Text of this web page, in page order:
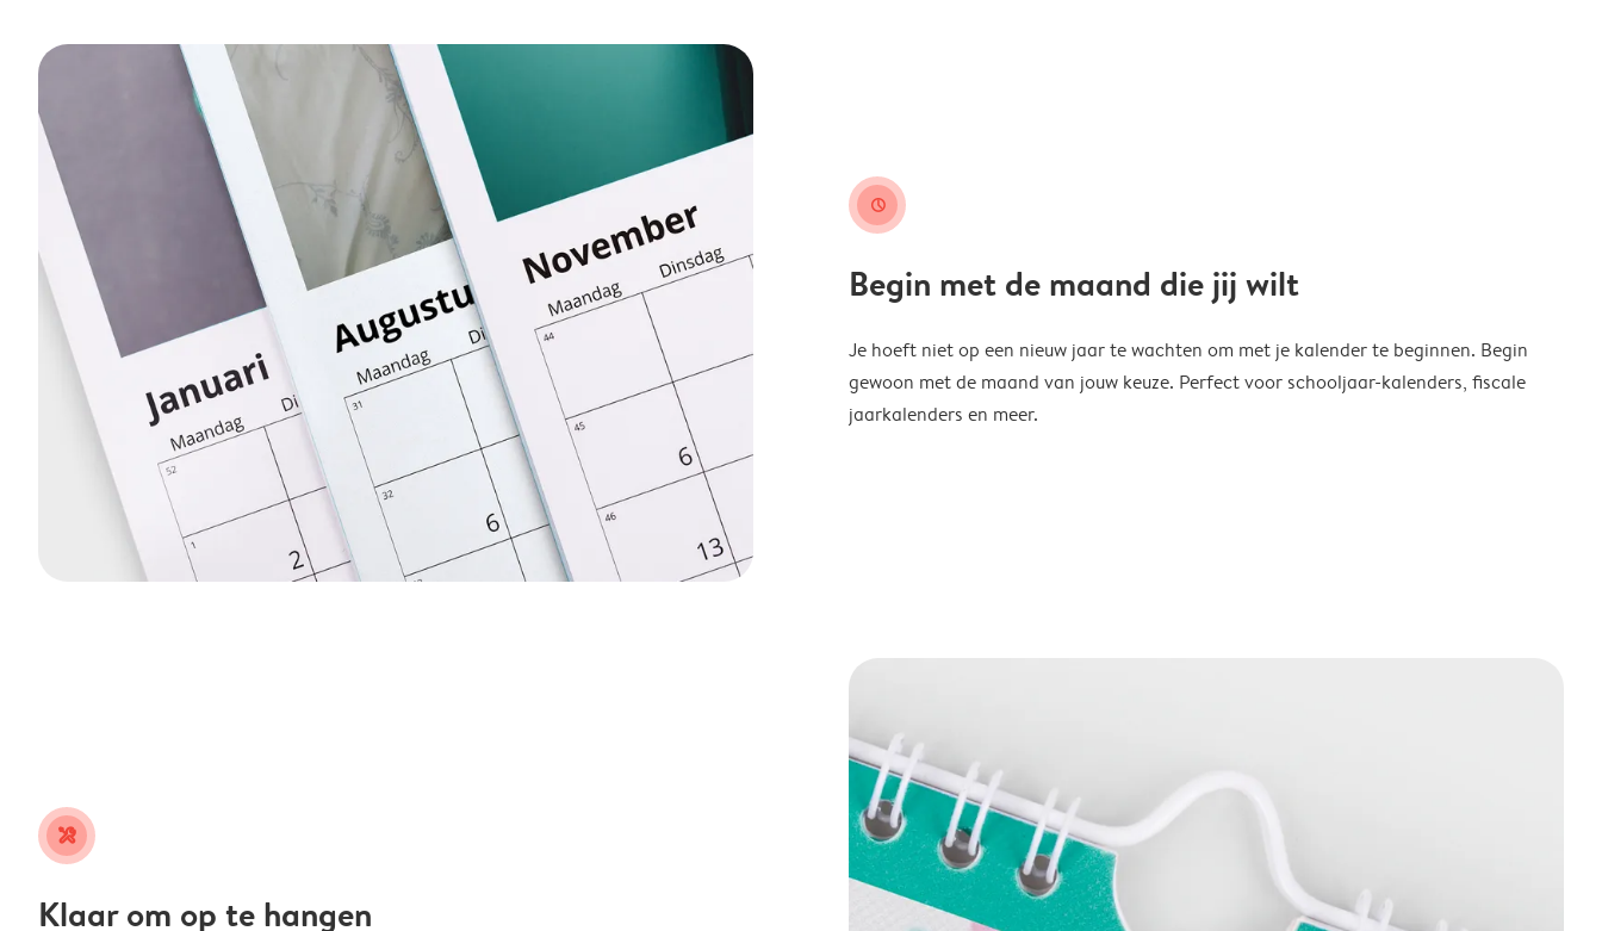
clock
Begin met de maand die jij wilt
Je hoeft niet op een nieuw jaar te wachten om met je kalender te beginnen. Begin
gewoon met de maand van jouw keuze. Perfect voor schooljaar-kalenders, fiscale
jaarkalenders en meer.
tools
Klaar om op te hangen